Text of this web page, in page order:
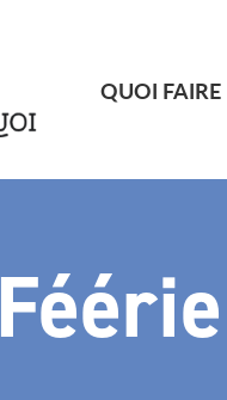
QUOI FAIRE